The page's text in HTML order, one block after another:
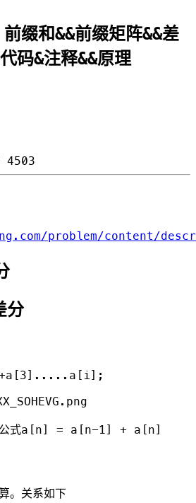
缀和&&前缀矩阵&&差
码&注释&&原理
4503
problem/content/
分
式a[n] = a[n-1] + a[n]
。关系如下